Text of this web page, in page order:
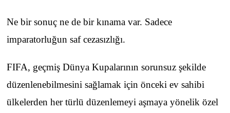
Ne bir sonuç ne de bir kınama var. Sadece
imparatorluğun saf cezasızlığı.
FIFA, geçmiş Dünya Kupalarının sorunsuz şekilde
düzenlenebilmesini sağlamak için önceki ev sahibi
ülkelerden her türlü düzenlemeyi aşmaya yönelik özel